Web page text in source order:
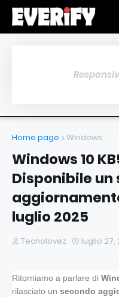
Home page Windows
Windows 10
Disponibile un
luglio 2025
Tecnolovez luglio 27,
Ritorniamo a parlare di
rilasciato un secondo